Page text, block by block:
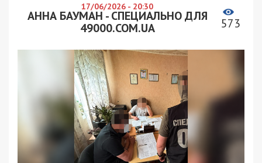
17/06/2026 - 20:30
АННА БАУМАН - СПЕЦИАЛЬНО ДЛЯ
49000.COM.UA
573